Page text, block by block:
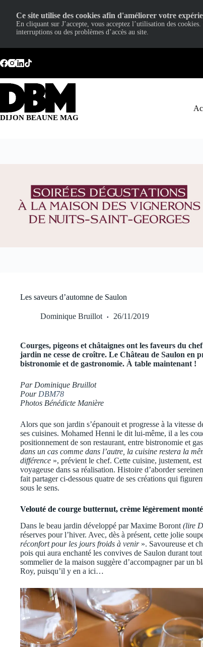
au
contenu
DIJON BEAUNE MAG
Les saveurs d’automne de Saulon
Dominique Bruillot 26/11/2019
Courges, pigeons et châtaignes ont les faveurs du
jardin ne cesse de croître. Le Château de Saulon en
bistronomie et de gastronomie. À table maintenant !
Par Dominique Bruillot
Pour DBM78
Photos Bénédicte Manière
Alors que son jardin s’épanouit et progresse à la vitesse
ses cuisines. Mohamed Henni le dit lui-même, il a les
positionnement de son restaurant, entre bistronomie et
dans un cas comme dans l’autre, la cuisine restera la
différence », prévient le chef. Cette cuisine, justement,
voyageuse dans sa réalisation. Histoire d’aborder
fait partager ci-dessous quatre de ses créations qui
sous le sens.
Velouté de courge butternut, crème légèrement
Dans le beau jardin développé par Maxime Boront (lire
réserves pour l’hiver. Avec, dès à présent, cette jolie
réconfort pour les jours froids à venir». Savoureuse et
pois qui aura enchanté les convives de Saulon durant
sommelier de la maison suggère d’accompagner par un
Roy, puisqu’il y en a ici…
Ce site utilise des cookies afin d'améliorer votre
En cliquant sur J’accepte, vous acceptez l’utilisation des
interruptions ou des problèmes d’accès au site.